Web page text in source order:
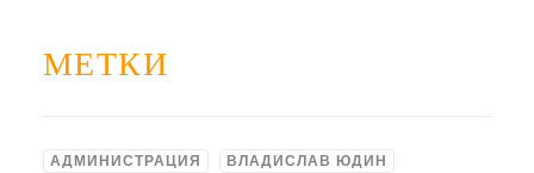
МЕТКИ
АДМИНИСТРАЦИЯ ВЛАДИСЛАВ ЮДИН